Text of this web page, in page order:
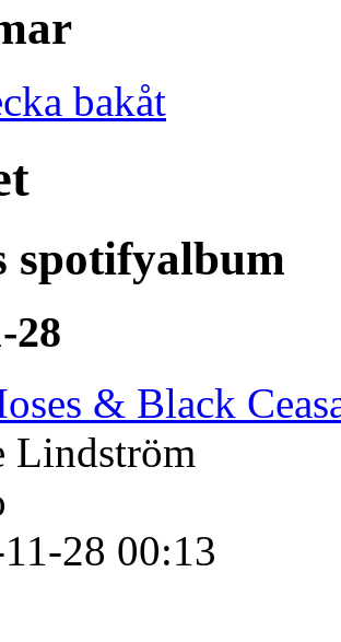
bakåt
spotifyalbum
28
& Black
Lindström
28 00:13